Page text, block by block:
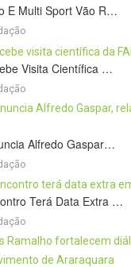
E Multi Sport Vão R…
Visita Científica …
Alfredo Gaspar…
Terá Data Extra …